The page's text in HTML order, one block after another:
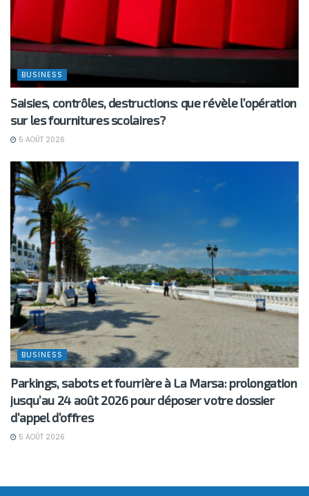
BUSINESS
Saisies, contrôles, destructions: que révèle l’opération
sur les fournitures scolaires?
5 AOÛT 2026
BUSINESS
Parkings, sabots et fourrière à La Marsa: prolongation
jusqu’au 24 août 2026 pour déposer votre dossier
d’appel d’offres
5 AOÛT 2026